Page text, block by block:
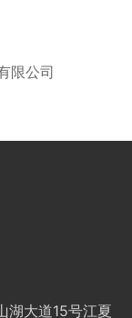
湖大道15号江夏